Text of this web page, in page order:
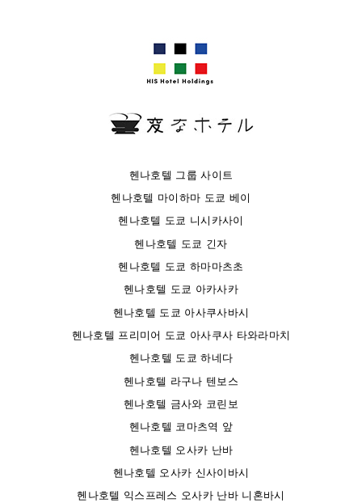
헨나호텔 그룹 사이트
헨나호텔 마이하마 도쿄 베이
헨나호텔 도쿄 니시카사이
헨나호텔 도쿄 긴자
헨나호텔 도쿄 하마마츠초
헨나호텔 도쿄 아카사카
헨나호텔 도쿄 아사쿠사바시
헨나호텔 프리미어 도쿄 아사쿠사 타와라마치
헨나호텔 도쿄 하네다
헨나호텔 라구나 텐보스
헨나호텔 금사와 코린보
헨나호텔 코마츠역 앞
헨나호텔 오사카 난바
헨나호텔 오사카 신사이바시
헨나호텔 익스프레스 오사카 난바 니혼바시